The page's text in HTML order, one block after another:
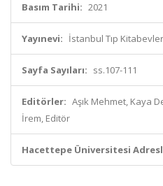
Basım Tarihi: 2021
Yayınevi: İstanbul Tıp
Sayfa Sayıları: ss.107-111
Editörler: Aşık Mehmet, Kaya
İrem, Editör
Hacettepe Üniversitesi